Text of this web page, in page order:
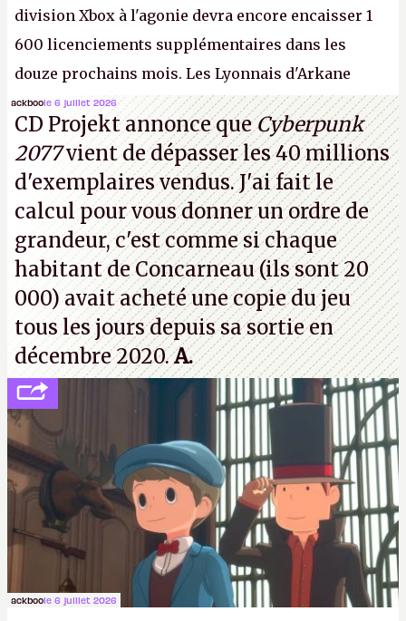
division Xbox à l'agonie devra encore encaisser 1
600 licenciements supplémentaires dans les
douze prochains mois. Les Lyonnais d'Arkane
(Dishonored, Deathloop) pourraient faire partie des
prochaines victimes, puisque Microsoft a confirmé
vouloir se séparer du studio.A.
ackboole 6 juillet 2026
CD Projekt annonce queCyberpunk
2077vient de dépasser les 40 millions
d'exemplaires vendus. J'ai fait le
calcul pour vous donner un ordre de
grandeur, c'est comme si chaque
habitant de Concarneau (ils sont 20
000) avait acheté une copie du jeu
tous les jours depuis sa sortie en
décembre 2020.A.
ackboole 6 juillet 2026